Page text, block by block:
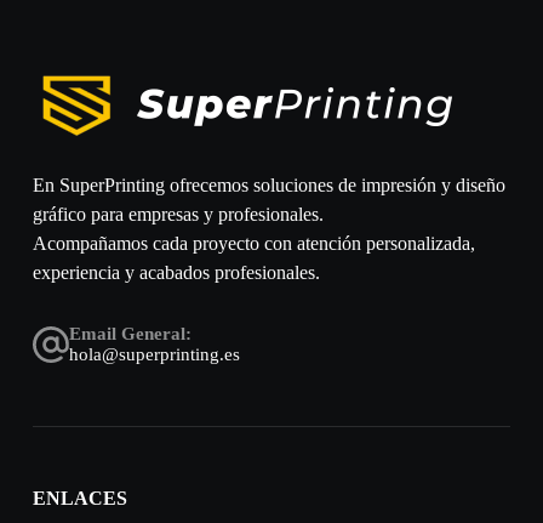
En SuperPrinting ofrecemos soluciones de impresión y diseño
gráfico para empresas y profesionales.
Acompañamos cada proyecto con atención personalizada,
experiencia y acabados profesionales.
Email General:
hola@superprinting.es
ENLACES